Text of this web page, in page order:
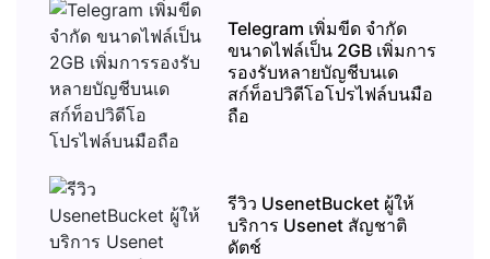
Telegram เพิ่มขีด จำกัด
ขนาดไฟล์เป็น 2GB เพิ่มการ
รองรับหลายบัญชีบนเด
สก์ท็อปวิดีโอโปรไฟล์บนมือ
ถือ
รีวิว UsenetBucket ผู้ให้
บริการ Usenet สัญชาติ
ดัตช์